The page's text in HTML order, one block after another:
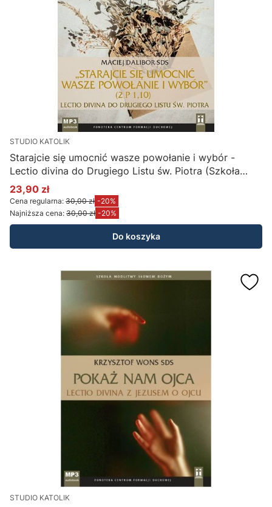
STUDIO KATOLIK
Starajcie się umocnić wasze powołanie i wybór -
Lectio divina do Drugiego Listu św. Piotra (Szkoła
Modlitwy Słowem Bożym) - ks. Maciej Dalibor SDS
(rekolekcje na CD MP3)
Cena promocyjna
23,90 zł
Cena regularna: 30,00 zł -20%
Najniższa cena: 30,00 zł -20%
Do koszyka
STUDIO KATOLIK